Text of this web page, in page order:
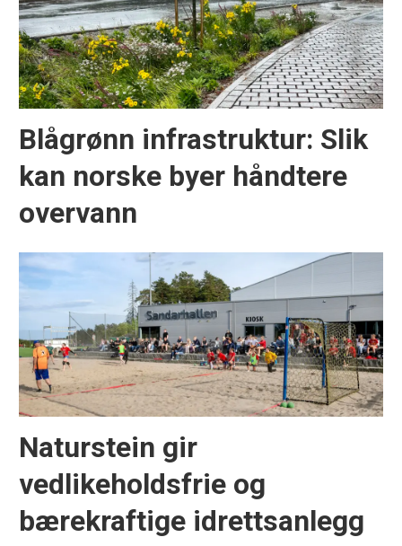
Blågrønn infrastruktur: Slik
kan norske byer håndtere
overvann
Naturstein gir
vedlikeholdsfrie og
bærekraftige idrettsanlegg